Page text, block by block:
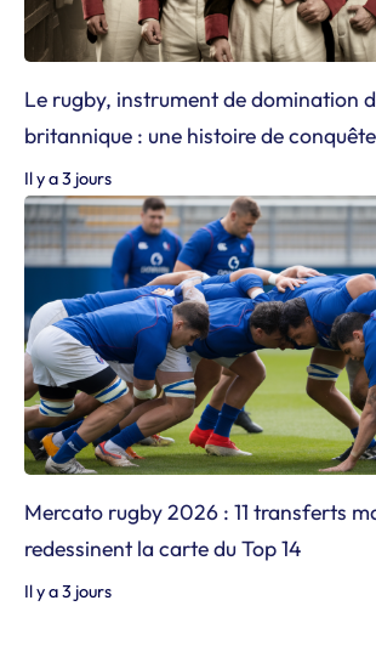
Le rugby, instrument de domination
britannique : une histoire de
Il y a 3 jours
Mercato rugby 2026 : 11 transferts
redessinent la carte du Top 14
Il y a 3 jours